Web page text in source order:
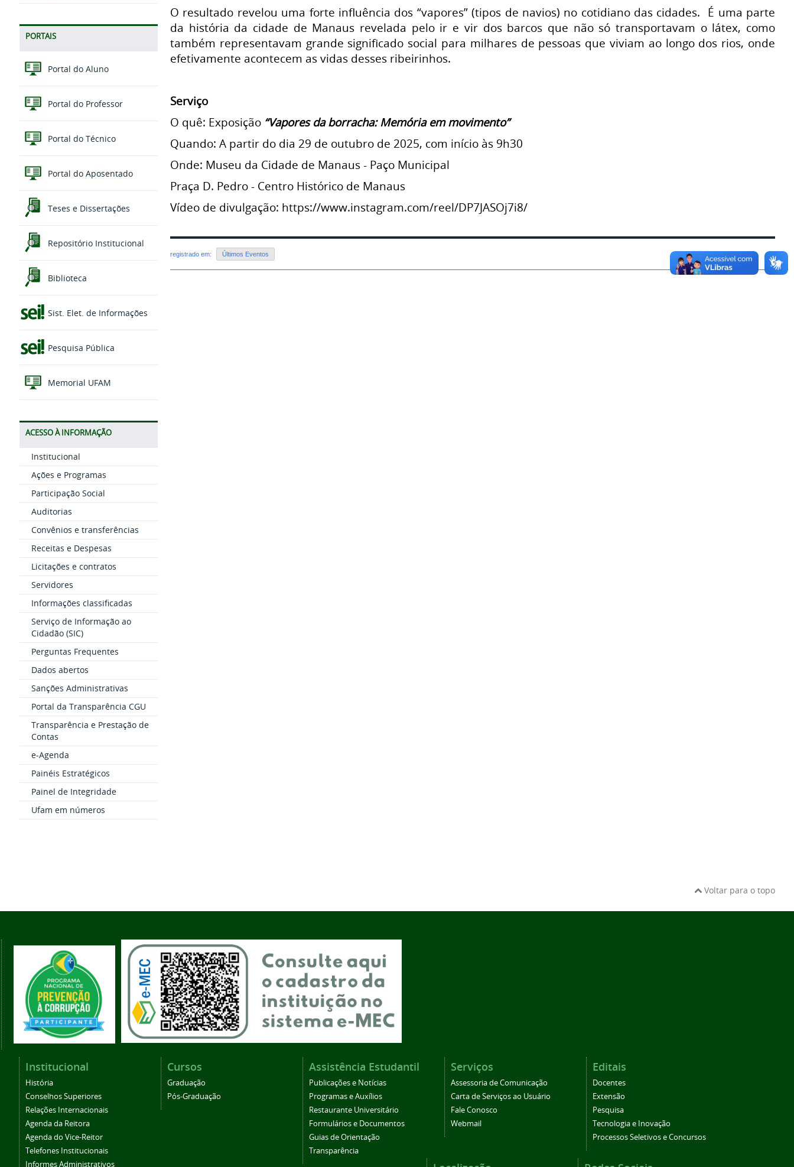
PORTAIS
Portal do Aluno
Portal do Professor
Portal do Técnico
Portal do Aposentado
Teses e Dissertações
Repositório Institucional
Biblioteca
Sist. Elet. de Informações
Pesquisa Pública
Memorial UFAM
ACESSO À INFORMAÇÃO
Institucional
Ações e Programas
Participação Social
Auditorias
Convênios e transferências
Receitas e Despesas
Licitações e contratos
Servidores
Informações classificadas
Serviço de Informação ao
Cidadão (SIC)
Perguntas Frequentes
Dados abertos
Sanções Administrativas
Portal da Transparência CGU
Transparência e Prestação de
Contas
e-Agenda
Painéis Estratégicos
Painel de Integridade
Ufam em números
O resultado revelou uma forte influência dos “vapores” (tipos de navios) no cotidiano das cidades. É uma parte
da história da cidade de Manaus revelada pelo ir e vir dos barcos que não só transportavam o látex, como
também representavam grande significado social para milhares de pessoas que viviam ao longo dos rios, onde
efetivamente acontecem as vidas desses ribeirinhos.
Serviço
O quê: Exposição “Vapores da borracha: Memória em movimento”
Quando: A partir do dia 29 de outubro de 2025, com início às 9h30
Onde: Museu da Cidade de Manaus - Paço Municipal
Praça D. Pedro - Centro Histórico de Manaus
Vídeo de divulgação: https://www.instagram.com/reel/DP7JASOj7i8/
registrado em: Últimos Eventos
Voltar para o topo
Institucional
História
Conselhos Superiores
Relações Internacionais
Agenda da Reitora
Agenda do Vice-Reitor
Telefones Institucionais
Informes Administrativos
Cursos
Graduação
Pós-Graduação
Assistência Estudantil
Publicações e Notícias
Programas e Auxílios
Restaurante Universitário
Formulários e Documentos
Guias de Orientação
Transparência
Serviços
Assessoria de Comunicação
Carta de Serviços ao Usuário
Fale Conosco
Webmail
Editais
Docentes
Extensão
Pesquisa
Tecnologia e Inovação
Processos Seletivos e Concursos